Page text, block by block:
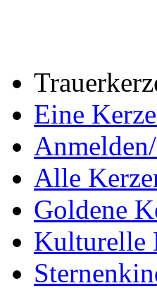
Eine
Alle
Goldene
Kulturelle